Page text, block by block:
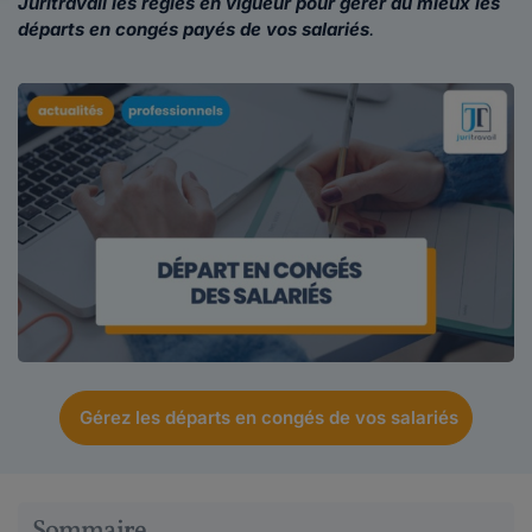
départs en congés payés de vos salariés.
Gérez les départs en congés de vos salariés